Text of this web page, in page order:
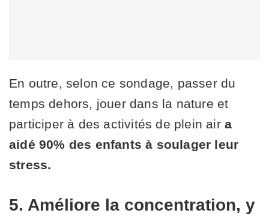
En outre, selon ce sondage, passer du
temps dehors, jouer dans la nature et
participer à des activités de plein aira
aidé 90% des enfants à soulager leur
stress.
5. Améliore la concentration, y